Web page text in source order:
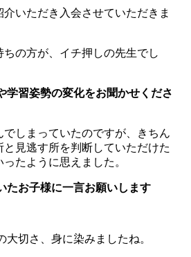
いただき入会させていただきま
の方が、イチ押しの先生でし
学習姿勢の変化をお聞かせくださ
しまっていたのですが、きちん
と見逃す所を判断していただけた
たように思えました。
たお子様に一言お願いします
大切さ、身に染みましたね。